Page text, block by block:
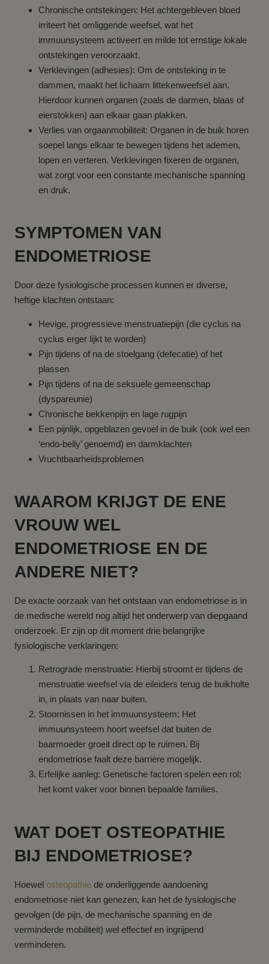
Chronische ontstekingen: Het achtergebleven bloed
irriteert het omliggende weefsel, wat het
immuunsysteem activeert en milde tot ernstige lokale
ontstekingen veroorzaakt.
Verklevingen (adhesies): Om de ontsteking in te
dammen, maakt het lichaam littekenweefsel aan.
Hierdoor kunnen organen (zoals de darmen, blaas of
eierstokken) aan elkaar gaan plakken.
Verlies van orgaanmobiliteit: Organen in de buik horen
soepel langs elkaar te bewegen tijdens het ademen,
lopen en verteren. Verklevingen fixeren de organen,
wat zorgt voor een constante mechanische spanning
en druk.
SYMPTOMEN VAN
ENDOMETRIOSE
Door deze fysiologische processen kunnen er diverse,
heftige klachten ontstaan:
Hevige, progressieve menstruatiepijn (die cyclus na
cyclus erger lijkt te worden)
Pijn tijdens of na de stoelgang (defecatie) of het
plassen
Pijn tijdens of na de seksuele gemeenschap
(dyspareunie)
Chronische bekkenpijn en lage rugpijn
Een pijnlijk, opgeblazen gevoel in de buik (ook wel een
‘endo-belly’ genoemd) en darmklachten
Vruchtbaarheidsproblemen
WAAROM KRIJGT DE ENE
VROUW WEL
ENDOMETRIOSE EN DE
ANDERE NIET?
De exacte oorzaak van het ontstaan van endometriose is in
de medische wereld nog altijd het onderwerp van diepgaand
onderzoek. Er zijn op dit moment drie belangrijke
fysiologische verklaringen:
Retrograde menstruatie: Hierbij stroomt er tijdens de
menstruatie weefsel via de eileiders terug de buikholte
in, in plaats van naar buiten.
Stoornissen in het immuunsysteem: Het
immuunsysteem hoort weefsel dat buiten de
baarmoeder groeit direct op te ruimen. Bij
endometriose faalt deze barrière mogelijk.
Erfelijke aanleg: Genetische factoren spelen een rol;
het komt vaker voor binnen bepaalde families.
WAT DOET OSTEOPATHIE
BIJ ENDOMETRIOSE?
Hoewel osteopathie de onderliggende aandoening
endometriose niet kan genezen, kan het de fysiologische
gevolgen (de pijn, de mechanische spanning en de
verminderde mobiliteit) wel effectief en ingrijpend
verminderen.